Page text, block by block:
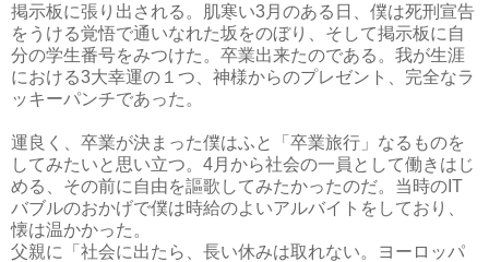
掲示板に張り出される。肌寒い3月のある日、僕は死刑宣告
をうける覚悟で通いなれた坂をのぼり、そして掲示板に自
分の学生番号をみつけた。卒業出来たのである。我が生涯
における3大幸運の１つ、神様からのプレゼント、完全なラ
ッキーパンチであった。
運良く、卒業が決まった僕はふと「卒業旅行」なるものを
してみたいと思い立つ。4月から社会の一員として働きはじ
める、その前に自由を謳歌してみたかったのだ。当時のIT
バブルのおかげで僕は時給のよいアルバイトをしており、
懐は温かかった。
父親に「社会に出たら、長い休みは取れない。ヨーロッパ